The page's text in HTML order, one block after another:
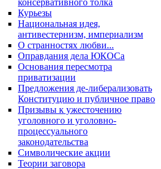
консервативного толка
Курьезы
Национальная идея,
антивестернизм, империализм
О странностях любви...
Оправдания дела ЮКОСа
Основания пересмотра
приватизации
Предложения де-либерализовать
Конституцию и публичное право
Призывы к ужесточению
уголовного и уголовно-
процессуального
законодательства
Символические акции
Теории заговора